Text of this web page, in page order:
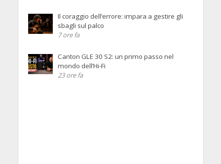
Il coraggio dell’errore: impara a gestire gli
sbagli sul palco
7 ore fa
Canton GLE 30 S2: un primo passo nel
mondo dell’Hi-Fi
23 ore fa